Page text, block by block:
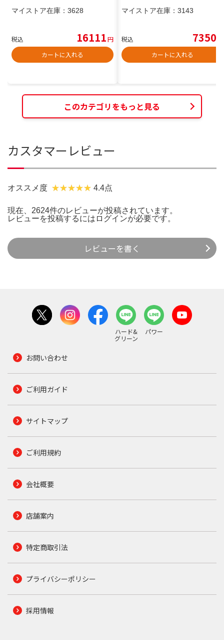
マイストア在庫： 3628
税込 16111円
カートに入れる
マイストア在庫： 3143
税込 7350
カートに入れる
このカテゴリをもっと見る
カスタマーレビュー
オススメ度 4.4点
現在、2624件のレビューが投稿されています。
レビューを投稿するには ログインが必要です。
レビューを書く
ハード&
グリーン
パワー
お問い合わせ
ご利用ガイド
サイトマップ
ご利用規約
会社概要
店舗案内
特定商取引法
プライバシーポリシー
採用情報